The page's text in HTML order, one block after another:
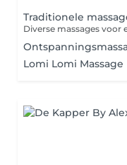
Traditionele
Lomi Lomi Massage